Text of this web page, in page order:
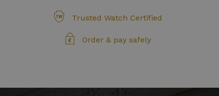
Trusted Watch Certified
Order & pay safely